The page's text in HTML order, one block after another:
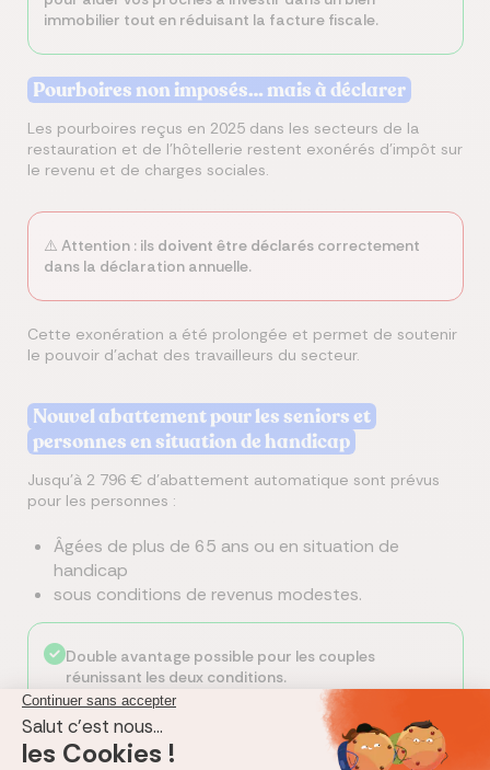
immobilier tout en réduisant la facture fiscale.
Pourboires non imposés… mais à déclarer
Les pourboires reçus en 2025 dans les secteurs de la
restauration et de l’hôtellerie restent exonérés d’impôt sur
le revenu et de charges sociales.
⚠️ Attention : ils doivent être déclaréscorrectement
dans la déclaration annuelle.
Cette exonération a été prolongée et permet de soutenir
le pouvoir d’achat des travailleurs du secteur.
Nouvel abattement pour les seniors et
personnes en situation de handicap
Jusqu’à 2 796 € d’abattement automatique sont prévus
pour les personnes :
Âgées de plus de 65 ans ou en situation de
handicap
sous conditions de revenus modestes.
Double avantage possible pour les couples
réunissant les deux conditions.
Services à la personne : nouvelle obligation